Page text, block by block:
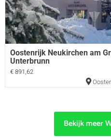
Oostenrijk Neukirchen am
Unterbrunn
€ 891,62
Bekijk meer